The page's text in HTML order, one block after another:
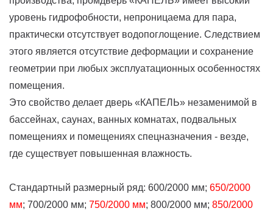
уровень гидрофобности, непроницаема для пара,
практически отсутствует водопоглощение. Следствием
этого является отсутствие деформации и сохранение
геометрии при любых эксплуатационных особенностях
помещения.
Это свойство делает дверь «КАПЕЛЬ» незаменимой в
бассейнах, саунах, ванных комнатах, подвальных
помещениях и помещениях спецназначения - везде,
где существует повышенная влажность.
Стандартный размерный ряд: 600/2000 мм; 650/2000
мм; 700/2000 мм; 750/2000 мм; 800/2000 мм; 850/2000